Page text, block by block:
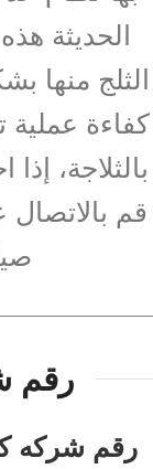
الحديثة
الثلج منها
كفاءة عملية
بالثلاجة،
قم
رقم
رقم شركه